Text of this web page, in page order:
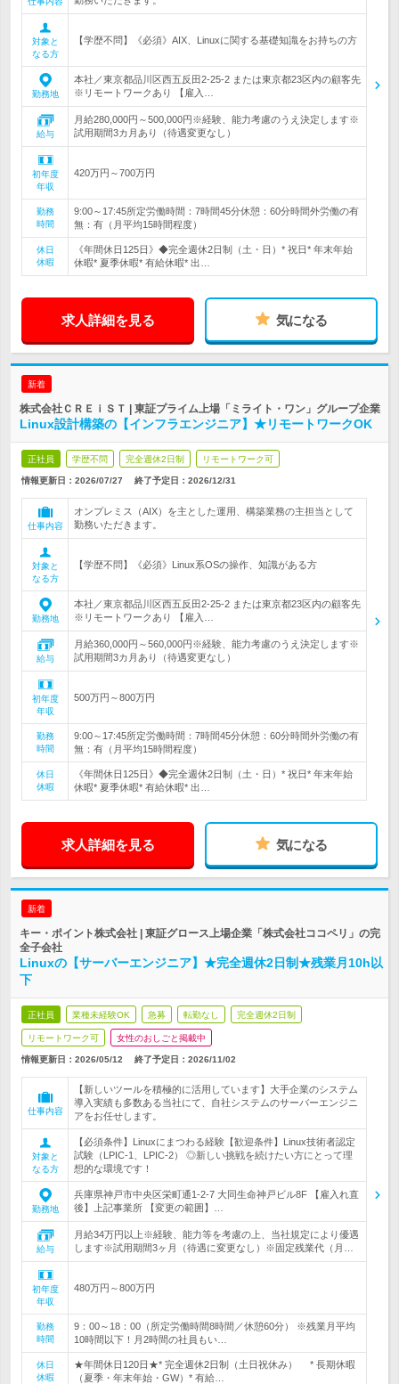
対象と
なる方
【学歴不問】《必須》AIX、Linuxに関する基礎知識をお持ちの方
勤務地
本社／東京都品川区西五反田2-25-2 または東京都23区内の顧客先
※リモートワークあり 【雇入…
給与
月給280,000円～500,000円※経験、能力考慮のうえ決定します※
試用期間3カ月あり（待遇変更なし）
初年度
年収
420万円～700万円
勤務
時間
9:00～17:45所定労働時間：7時間45分休憩：60分時間外労働の有
無：有（月平均15時間程度）
休日
休暇
《年間休日125日》◆完全週休2日制（土・日）* 祝日* 年末年始
休暇* 夏季休暇* 有給休暇* 出…
求人詳細を見る 気になる
新着
株式会社ＣＲＥｉＳＴ | 東証プライム上場「ミライト・ワン」グループ企業
Linux設計構築の【インフラエンジニア】★リモートワークOK
正社員 学歴不問 完全週休2日制 リモートワーク可
情報更新日：2026/07/27 終了予定日： 2026/12/31
仕事内容
オンプレミス（AIX）を主とした運用、構築業務の主担当として
勤務いただきます。
対象と
なる方
【学歴不問】《必須》Linux系OSの操作、知識がある方
勤務地
本社／東京都品川区西五反田2-25-2 または東京都23区内の顧客先
※リモートワークあり 【雇入…
給与
月給360,000円～560,000円※経験、能力考慮のうえ決定します※
試用期間3カ月あり（待遇変更なし）
初年度
年収
500万円～800万円
勤務
時間
9:00～17:45所定労働時間：7時間45分休憩：60分時間外労働の有
無：有（月平均15時間程度）
休日
休暇
《年間休日125日》◆完全週休2日制（土・日）* 祝日* 年末年始
休暇* 夏季休暇* 有給休暇* 出…
求人詳細を見る 気になる
新着
キー・ポイント株式会社 | 東証グロース上場企業「株式会社ココペリ」の完
全子会社
Linuxの【サーバーエンジニア】★完全週休2日制★残業月10h以
下
正社員 業種未経験OK 急募 転勤なし 完全週休2日制
リモートワーク可 女性のおしごと掲載中
情報更新日：2026/05/12 終了予定日： 2026/11/02
仕事内容
【新しいツールを積極的に活用しています】大手企業のシステム
導入実績も多数ある当社にて、自社システムのサーバーエンジニ
アをお任せします。
対象と
なる方
【必須条件】Linuxにまつわる経験【歓迎条件】Linux技術者認定
試験（LPIC-1、LPIC-2） ◎新しい挑戦を続けたい方にとって理
想的な環境です！
勤務地
兵庫県神戸市中央区栄町通1-2-7 大同生命神戸ビル8F 【雇入れ直
後】上記事業所 【変更の範囲】…
給与
月給34万円以上※経験、能力等を考慮の上、当社規定により優遇
します※試用期間3ヶ月（待遇に変更なし）※固定残業代（月…
初年度
年収
480万円～800万円
勤務
時間
9：00～18：00（所定労働時間8時間／休憩60分） ※残業月平均
10時間以下！月2時間の社員もい…
休日
休暇
★年間休日120日★* 完全週休2日制（土日祝休み） * 長期休暇
（夏季・年末年始・GW）* 有給…